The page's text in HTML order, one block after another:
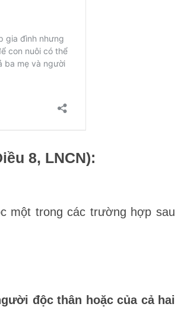
8, LNCN):
một trong các trường hợp sau
độc thân hoặc của cả hai